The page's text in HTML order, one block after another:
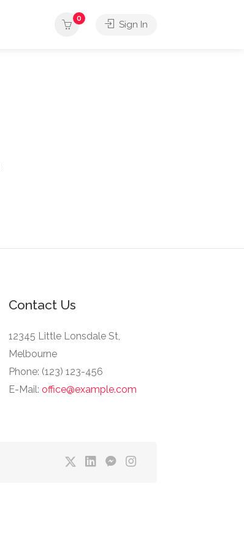
0
Sign In
Contact Us
12345 Little Lonsdale St,
Melbourne
Phone: (123) 123-456
E-Mail: office@example.com